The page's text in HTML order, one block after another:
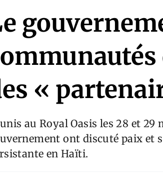
«
au Royal Oasis les 28 et 29
ont discuté paix et
en Haïti.